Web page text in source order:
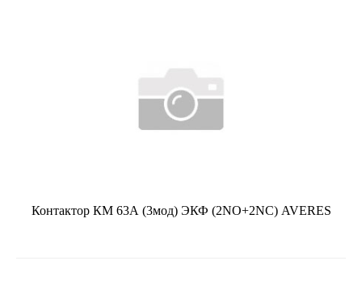
Контактор КМ 63А (3мод) ЭКФ (2NO+2NC) AVERES